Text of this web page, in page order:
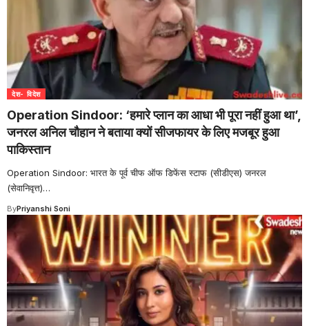
देश- विदेश
Operation Sindoor: ‘हमारे प्लान का आधा भी पूरा नहीं हुआ था’,
जनरल अनिल चौहान ने बताया क्यों सीजफायर के लिए मजबूर हुआ
पाकिस्तान
Operation Sindoor: भारत के पूर्व चीफ ऑफ डिफेंस स्टाफ (सीडीएस) जनरल
(सेवानिवृत्त)…
ByPriyanshi Soni